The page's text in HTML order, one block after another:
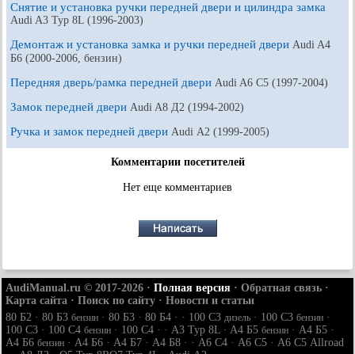
Снятие и установка ручки передней двери и цилиндра замка
Audi A3 Typ 8L (1996-2003)
Демонтаж и установка замка и ручки передней двери Audi A4
Б6 (2000-2006, бензин)
Передняя дверь/рамка передней двери Audi A6 С5 (1997-2004)
Замок передней двери Audi A8 Д2 (1994-2002)
Ручка и замок передней двери Audi А2 (1999-2005)
Комментарии посетителей
Нет еще комментариев
AudiManual.ru © 2017-2026 · Полная версия · Обратная связь ·
Карта сайта · Поиск по сайту · Новости и статьи
80 Б2 · 80 Б3 бензин · 80 Б3 · 80 Б4 · · 100 С3 дизель · 100 С3 бензин ·
100 С3 · 100 С4 бензин · 100 С4 · · A3 Typ 8L · A4 Б5 бензин · A4 Б5 ·
A4 Б6 бензин · A4 Б6 · A4 Б7 · A4 Б8 · · A6 С4 · A6 С5 · A6 С5 Allroad